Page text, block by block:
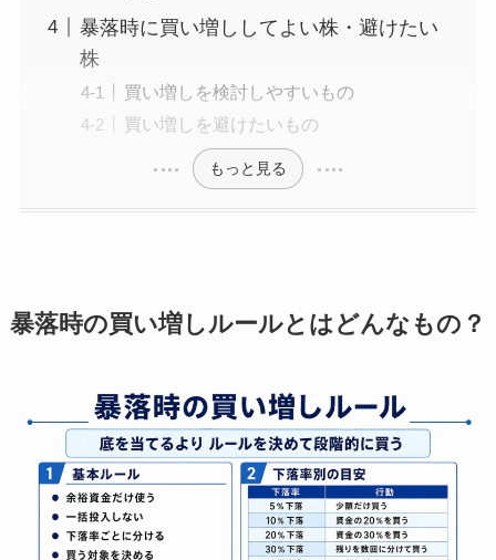
暴落時に買い増ししてよい株・避けたい
株
買い増しを検討しやすいもの
買い増しを避けたいもの
もっと見る
暴落時の買い増しルールとはどんなもの？